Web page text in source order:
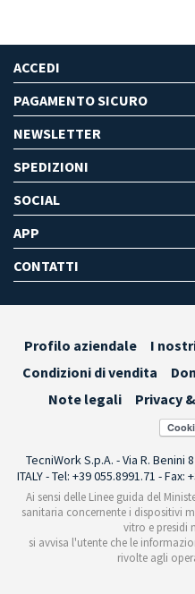
ACCEDI
PAGAMENTO SICURO
NEWSLETTER
SPEDIZIONI
SOCIAL
APP
CONTATTI
Profilo aziendale I
Condizioni di vendita
Note legali
Privacy
TecniWork S.p.A. - Via R. Benini
ITALY - Tel: +39 055.8991.71 - Fax:
Ai sensi delle Linee guida del
sanitaria concernente i dispositivi
vitro e presidi
si avvisa l'utente che le
rivolte agli